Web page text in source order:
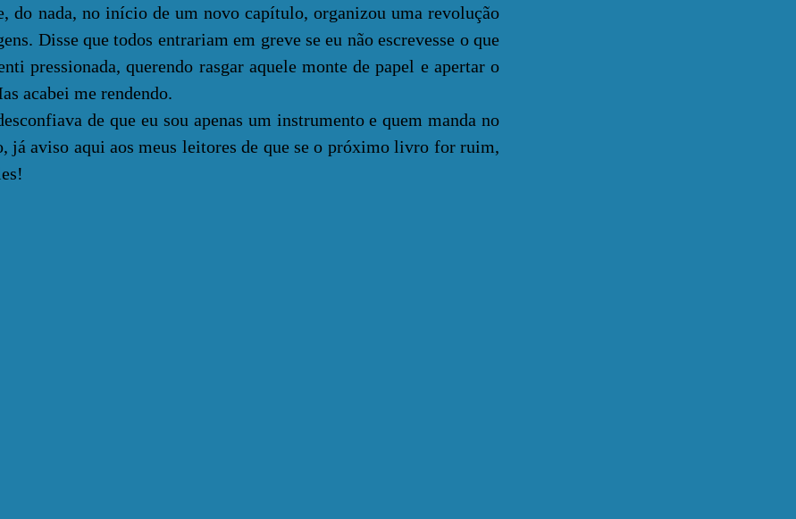
nada, no início de um novo capítulo, organizou uma revolução
Disse que todos entrariam em greve se eu não escrevesse o que
pressionada, querendo rasgar aquele monte de papel e apertar o
acabei me rendendo.
de que eu sou apenas um instrumento e quem manda no
já aviso aqui aos meus leitores de que se o próximo livro for ruim,